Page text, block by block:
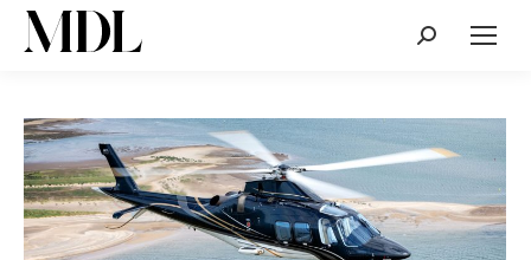
Cerca: